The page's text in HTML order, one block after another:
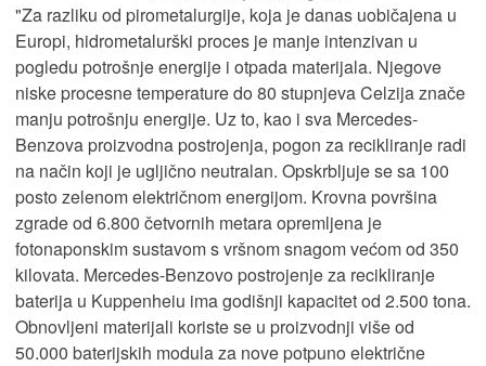
"Za razliku od pirometalurgije, koja je danas uobičajena u
Europi, hidrometalurški proces je manje intenzivan u
pogledu potrošnje energije i otpada materijala. Njegove
niske procesne temperature do 80 stupnjeva Celzija znače
manju potrošnju energije. Uz to, kao i sva Mercedes-
Benzova proizvodna postrojenja, pogon za recikliranje radi
na način koji je ugljično neutralan. Opskrbljuje se sa 100
posto zelenom električnom energijom. Krovna površina
zgrade od 6.800 četvornih metara opremljena je
fotonaponskim sustavom s vršnom snagom većom od 350
kilovata. Mercedes-Benzovo postrojenje za recikliranje
baterija u Kuppenheiu ima godišnji kapacitet od 2.500 tona.
Obnovljeni materijali koriste se u proizvodnji više od
50.000 baterijskih modula za nove potpuno električne